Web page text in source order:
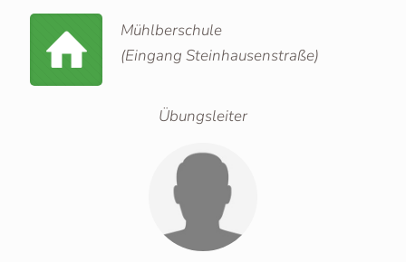
Mühlberschule
(Eingang Steinhausenstraße)
Übungsleiter